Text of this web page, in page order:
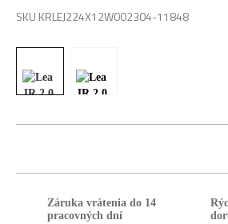
SKU KRLEJ224X12W002304-11848
Záruka vrátenia do 14
pracovných dní